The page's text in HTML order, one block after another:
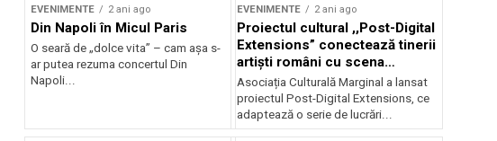
EVENIMENTE 2 ani ago
Din Napoli în Micul Paris
O seară de „dolce vita” – cam așa s-
ar putea rezuma concertul Din
Napoli...
EVENIMENTE 2 ani ago
Proiectul cultural ,,Post-Digital
Extensions” conectează tinerii
artiști români cu scena
internațională
Asociația Culturală Marginal a lansat
proiectul Post-Digital Extensions, ce
adaptează o serie de lucrări...